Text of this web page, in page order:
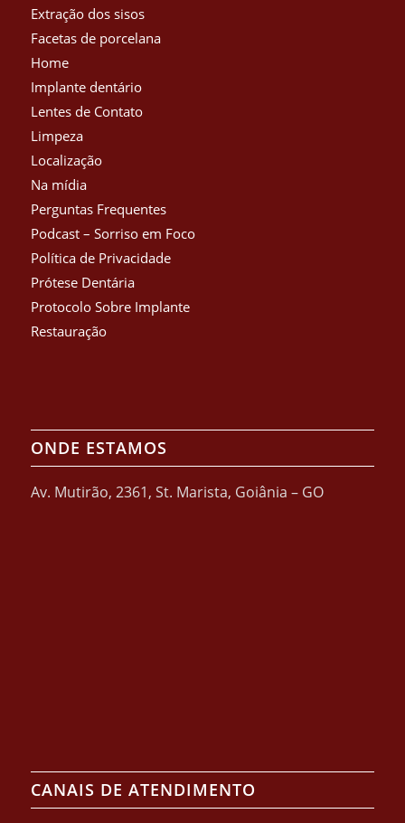
Extração dos sisos
Facetas de porcelana
Home
Implante dentário
Lentes de Contato
Limpeza
Localização
Na mídia
Perguntas Frequentes
Podcast – Sorriso em Foco
Política de Privacidade
Prótese Dentária
Protocolo Sobre Implante
Restauração
ONDE ESTAMOS
Av. Mutirão, 2361, St. Marista, Goiânia – GO
CANAIS DE ATENDIMENTO